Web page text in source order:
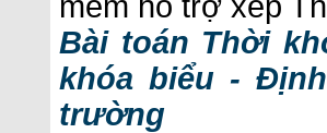
Bài toán Thời
khóa biểu -
trường